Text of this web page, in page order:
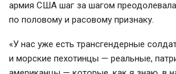
армия США шаг за шагом
по половому и расовому признаку.
«У нас уже есть трансгендерные
и морские пехотинцы — реальные,